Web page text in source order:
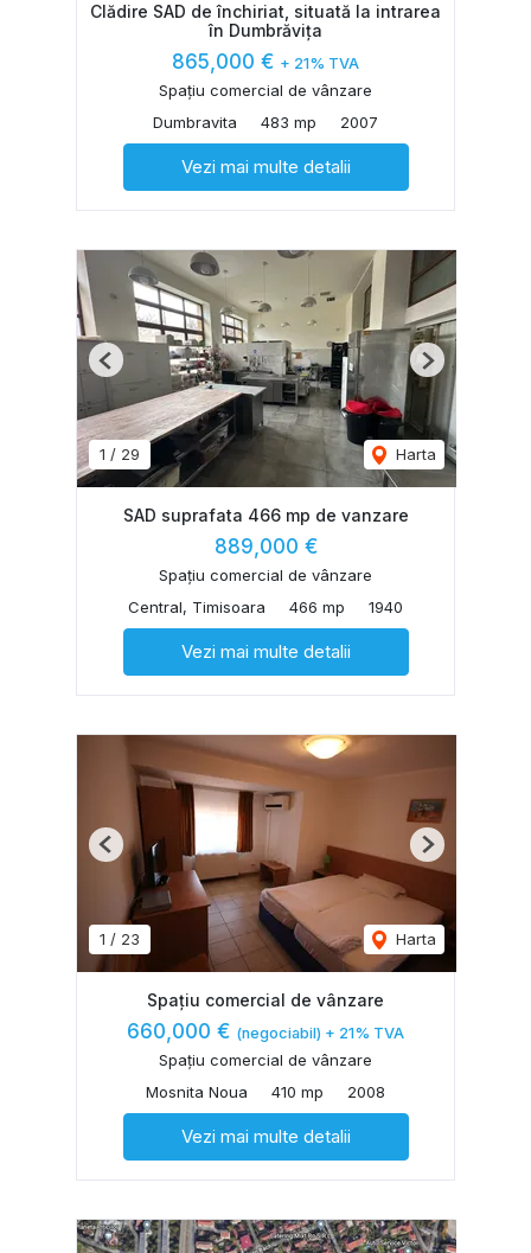
Clădire SAD de închiriat, situată la intrarea
în Dumbrăvița
865,000 € + 21% TVA
Spațiu comercial de vânzare
Dumbravita
483 mp 2007
Vezi mai multe detalii
1 / 29 Harta
Previous Next
SAD suprafata 466 mp de vanzare
889,000 €
Spațiu comercial de vânzare
Central, Timisoara
466 mp 1940
Vezi mai multe detalii
1 / 23 Harta
Previous Next
Spațiu comercial de vânzare
660,000 € (negociabil) + 21% TVA
Spațiu comercial de vânzare
Mosnita Noua
410 mp 2008
Vezi mai multe detalii